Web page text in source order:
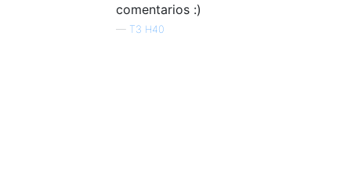
comentarios :)
— T3 H40